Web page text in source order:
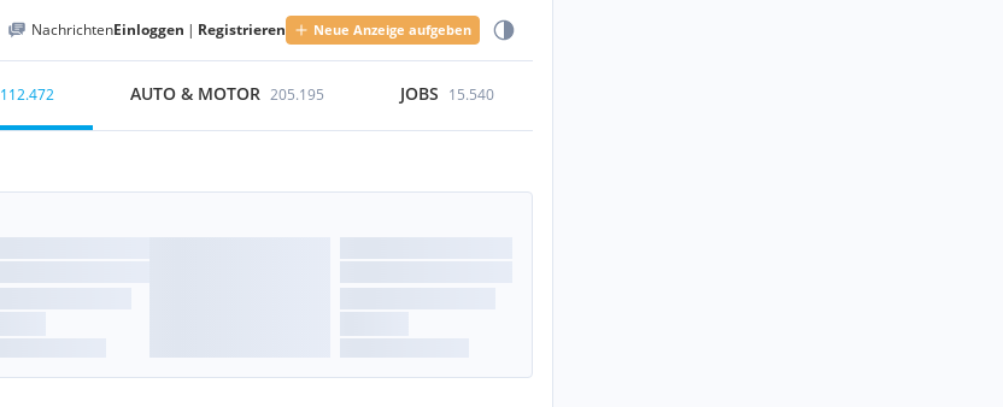
NachrichtenEinloggen | Registrieren Neue Anzeige aufgeben
112.472 AUTO & MOTOR 205.195 JOBS 15.540